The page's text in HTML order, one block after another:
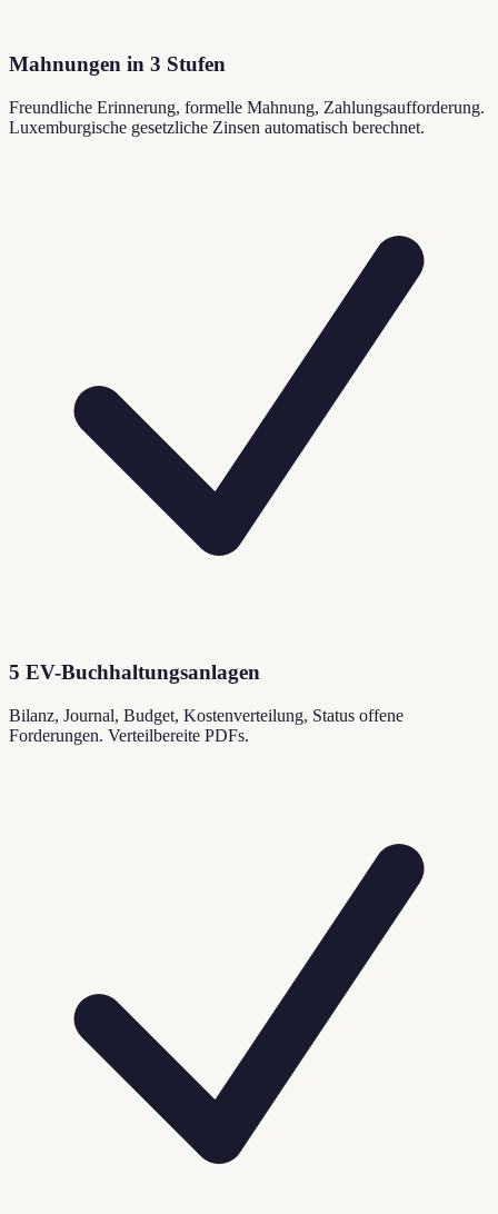
Mahnungen in 3 Stufen
Freundliche Erinnerung, formelle Mahnung, Zahlungsaufforderung.
Luxemburgische gesetzliche Zinsen automatisch berechnet.
5 EV-Buchhaltungsanlagen
Bilanz, Journal, Budget, Kostenverteilung, Status offene
Forderungen. Verteilbereite PDFs.